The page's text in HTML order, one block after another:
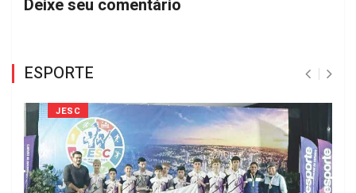
Deixe seu comentário
ESPORTE
JESC